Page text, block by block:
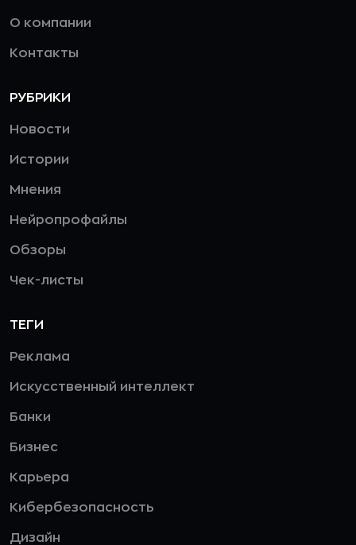
О компании
Контакты
РУБРИКИ
Новости
Истории
Мнения
Нейропрофайлы
Обзоры
Чек-листы
ТЕГИ
Реклама
Искусственный интеллект
Банки
Бизнес
Карьера
Кибербезопасность
Дизайн